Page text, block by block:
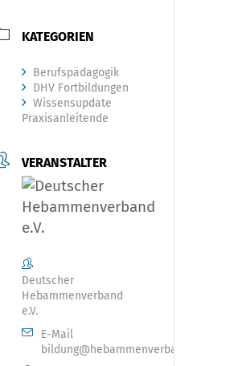
KATEGORIEN
Berufspädagogik
DHV Fortbildungen
Wissensupdate
Praxisanleitende
VERANSTALTER
Deutscher
Hebammenverband
e.V.
E-Mail
bildung@hebammenverband.de